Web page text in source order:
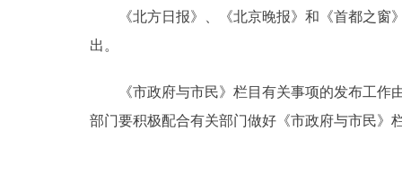
《北方日报》、《北京晚报》和《首都之窗》
出。
《市政府与市民》栏目有关事项的发布工作由
部门要积极配合有关部门做好《市政府与市民》